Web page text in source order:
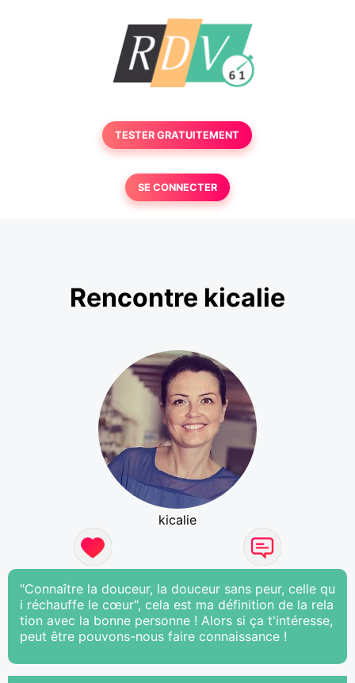
TESTER GRATUITEMENT
SE CONNECTER
Rencontre kicalie
kicalie
"Connaître la douceur, la douceur sans peur, celle qu
i réchauffe le cœur", cela est ma définition de la rela
tion avec la bonne personne ! Alors si ça t'intéresse,
peut être pouvons-nous faire connaissance !